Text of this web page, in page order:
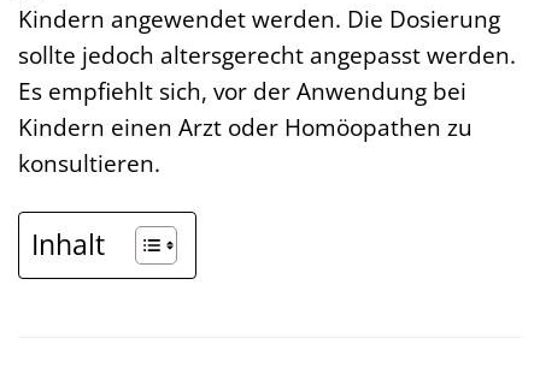
Kindern angewendet werden. Die Dosierung
sollte jedoch altersgerecht angepasst werden.
Es empfiehlt sich, vor der Anwendung bei
Kindern einen Arzt oder Homöopathen zu
konsultieren.
Inhalt